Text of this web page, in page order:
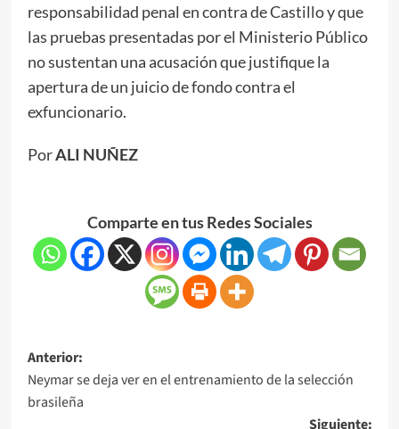
responsabilidad penal en contra de Castillo y que
las pruebas presentadas por el Ministerio Público
no sustentan una acusación que justifique la
apertura de un juicio de fondo contra el
exfuncionario.
PorALI NUÑEZ
Comparte en tus Redes Sociales
Anterior:
Neymar se deja ver en el entrenamiento de la selección
brasileña
Siguiente: